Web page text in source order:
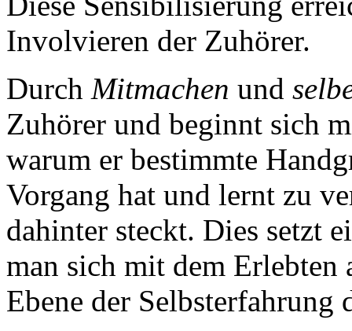
Involvieren der Zuhörer.
Durch Mitmachen und
Zuhörer und beginnt sich
warum er bestimmte
Vorgang hat und lernt zu
dahinter steckt. Dies setzt
man sich mit dem Erlebten
Ebene der